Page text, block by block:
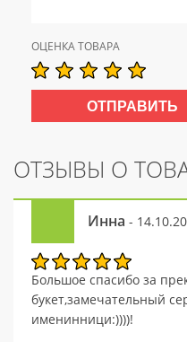
ОЦЕНКА ТОВАРА
ОТЗЫВЫ О
Инна -
Большое спасибо за
букет,замечательный
именинници:))))!